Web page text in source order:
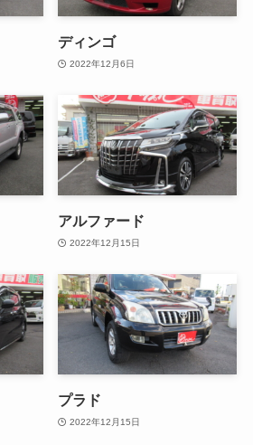
ディンゴ
2022年12月6日
アルファード
2022年12月15日
プラド
2022年12月15日